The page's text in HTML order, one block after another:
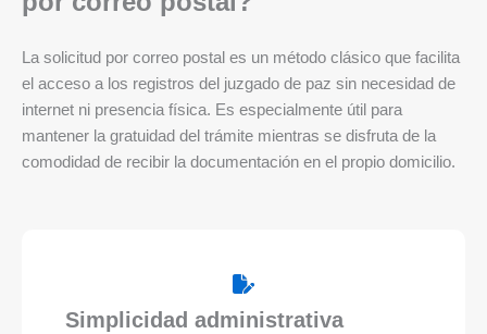
La solicitud por correo postal es un método clásico que facilita
el acceso a los registros del juzgado de paz sin necesidad de
internet ni presencia física. Es especialmente útil para
mantener la gratuidad del trámite mientras se disfruta de la
comodidad de recibir la documentación en el propio domicilio.
Simplicidad administrativa